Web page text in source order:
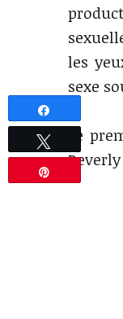
les
sexe
Le
Tweetez